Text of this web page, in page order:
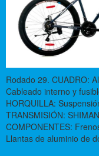
Rodado 29. CUADRO:
Cableado interno y
HORQUILLA:
TRANSMISIÓN:
COMPONENTES:
Llantas de aluminio de